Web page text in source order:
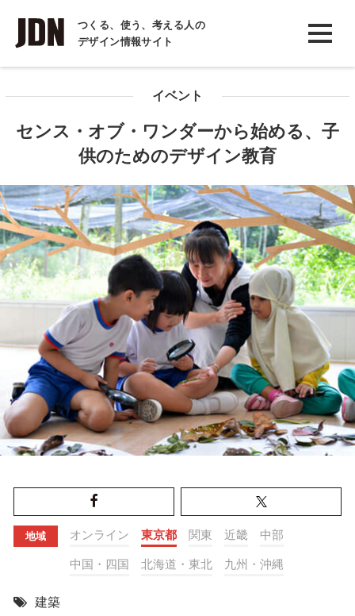
つくる、使う、考える人の
デザイン情報サイト
INTERVIEW
インタビュー
COLUMN
イベント
センス・オブ・ワンダーから始める、子
供のためのデザイン教育
地域 オンライン 東京都 関東 近畿 中部
中国・四国 北海道・東北 九州・沖縄
建築